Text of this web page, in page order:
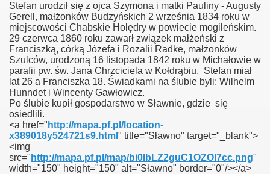
Stefan urodził się z ojca Szymona i matki Pauliny - Augusty
Gerell, małżonków Budzyńskich 2 września 1834 roku w
miejscowości Chabskie Holędry w powiecie mogileńskim.
29 czerwca 1860 roku zawarł związek małżeński z
Franciszką, córką Józefa i Rozalii Radke, małżonków
Szulców, urodzoną 16 listopada 1842 roku w Michałowie w
parafii pw. św. Jana Chrzciciela w Kołdrąbiu. Stefan miał
lat 26 a Franciszka 18. Świadkami na ślubie byli: Wilhelm
Hunndet i Wincenty Gawłowicz.
Po ślubie kupił gospodarstwo w Sławnie, gdzie się
osiedlili.
<a href=" http://mapa.pf.pl/location-
x389018y524721s9.html " title="Sławno" target="_blank">
<img
src=" http://mapa.pf.pl/map/bi0IbLZ2guC1OZOl7cc.png"
width="150" height="150" alt="Sławno" border="0"/></a>